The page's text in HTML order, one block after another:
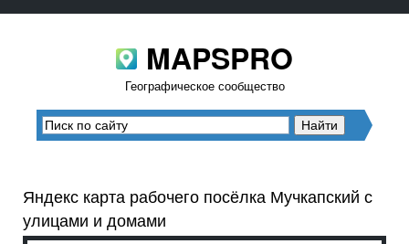
MAPSPRO
Географическое сообщество
Яндекс карта рабочего посёлка Мучкапский с
улицами и домами